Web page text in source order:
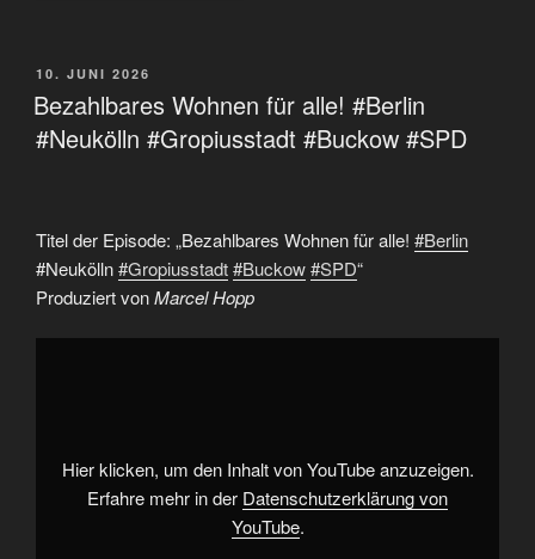
VERÖFFENTLICHT
AM
10. JUNI 2026
Bezahlbares Wohnen für alle! #Berlin
#Neukölln #Gropiusstadt #Buckow #SPD
Titel der Episode: „Bezahlbares Wohnen für alle! #Berlin
#Neukölln#Gropiusstadt#Buckow#SPD“
Produziert vonMarcel Hopp
„Bezahlbares
#Buckow
#SPD“
YouTube
Hier klicken, um den Inhalt von YouTube anzuzeigen.
Erfahre mehr in der Datenschutzerklärung von
YouTube.